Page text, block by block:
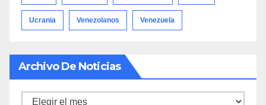
Ucrania Venezolanos Venezuela
Archivo De Noticias
Archivo